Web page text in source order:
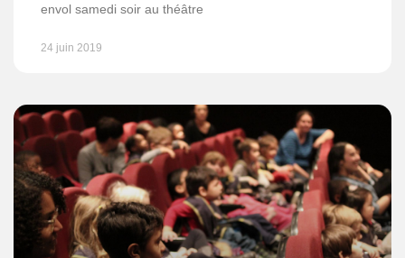
envol samedi soir au théâtre
24 juin 2019